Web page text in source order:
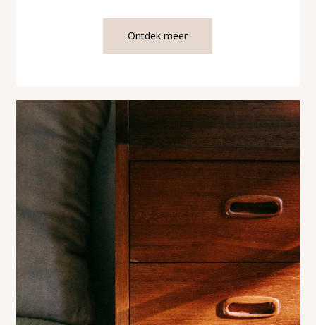
Ontdek meer